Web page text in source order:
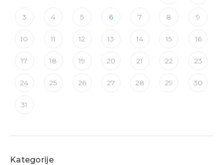
3 4 5 6 7 8 9
10 11 12 13 14 15 16
17 18 19 20 21 22 23
24 25 26 27 28 29 30
31
Kategorije